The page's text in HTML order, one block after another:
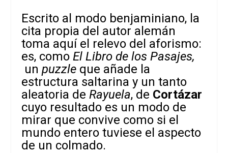
Escrito al modo benjaminiano, la
cita propia del autor alemán
toma aquí el relevo del aforismo:
es, como El Libro de los Pasajes,
unpuzzle que añade la
estructura saltarina y un tanto
aleatoria de Rayuela, de Cortázar
cuyo resultado es un modo de
mirar que convive como si el
mundo entero tuviese el aspecto
de un colmado.